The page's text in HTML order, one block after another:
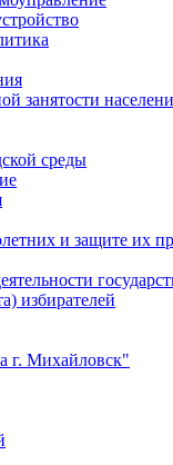
занятости
среды
и защите их
избирателей
г. Михайловск"